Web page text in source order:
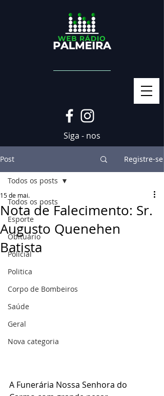
Siga - nos
Post Registre-se
Todos os posts
Esporte
Obituário
Policial
Politica
Corpo de Bombeiros
Saúde
Geral
Nova categoria
Todos os posts
Nota de Falecimento: Sr.
Augusto Quenehen
Batista
15 de mai.
A Funerária Nossa Senhora do